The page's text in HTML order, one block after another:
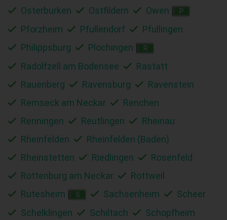
Osterburken
Ostfildern Owen P
Pforzheim Pfullendorf
Pfullingen
Philippsburg
Plochingen R
Radolfzell am Bodensee
Rastatt
Rauenberg
Ravensburg
Ravenstein
Remseck am Neckar
Renchen
Renningen
Reutlingen
Rheinau
Rheinfelden
Rheinfelden (Baden)
Rheinstetten
Riedlingen
Rosenfeld
Rottenburg am Neckar
Rottweil
Rutesheim
S Sachsenheim
Scheer
Schelklingen
Schiltach
Schopfheim